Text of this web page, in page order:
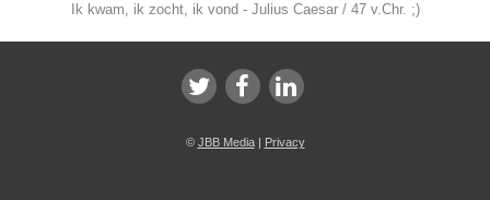
Ik kwam, ik zocht, ik vond - Julius Caesar / 47 v.Chr. ;)
© JBB Media| Privacy